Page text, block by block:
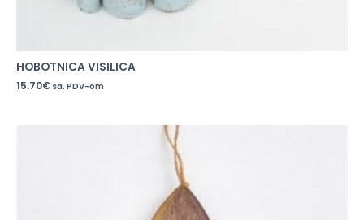
HOBOTNICA VISILICA
15.70€ sa. PDV-om